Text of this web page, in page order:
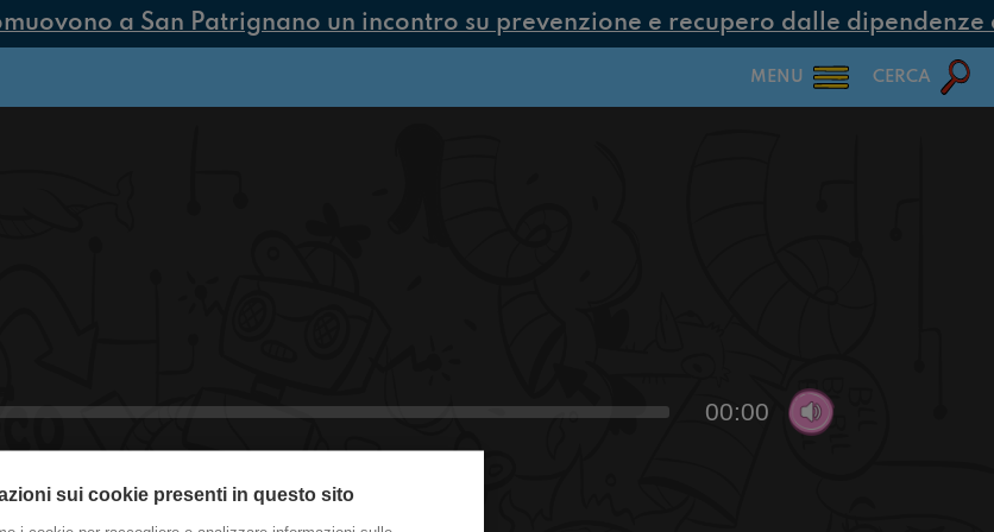
a San Patrignano un incontro su prevenzione e recupero dalle dipendenze
MENU CERCA
00:00
sui cookie presenti in questo sito